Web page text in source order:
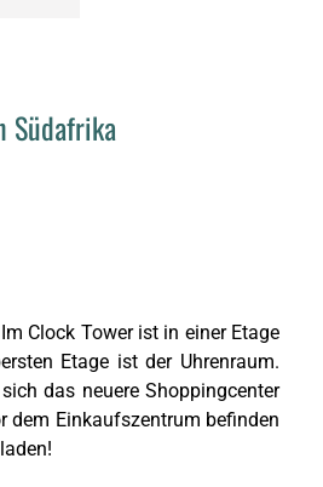
Südafrika
Clock Tower ist in einer Etage
Etage ist der Uhrenraum.
das neuere Shoppingcenter
dem Einkaufszentrum befinden